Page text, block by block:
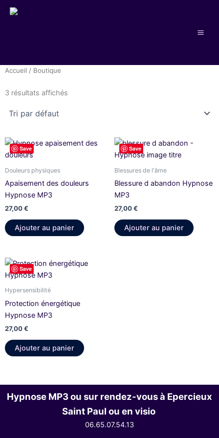
Aller
Accueil / Boutique
3 résultats affichés
Save
Douleurs physiques
Apaisement des douleurs
Hypnose MP3
27,00€
Ajouter au panier
Save
Blessures de l'âme
Blessure d abandon Hypnose
MP3
27,00€
Ajouter au panier
Save
Hypersensibilité
Protection énergétique
Hypnose MP3
27,00€
Ajouter au panier
Hypnose MP3 ou sur rendez-vous à Epercieux
Saint Paul ou en visio
06.65.07.54.13